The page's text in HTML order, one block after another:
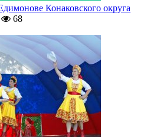
Конаковского округа
68